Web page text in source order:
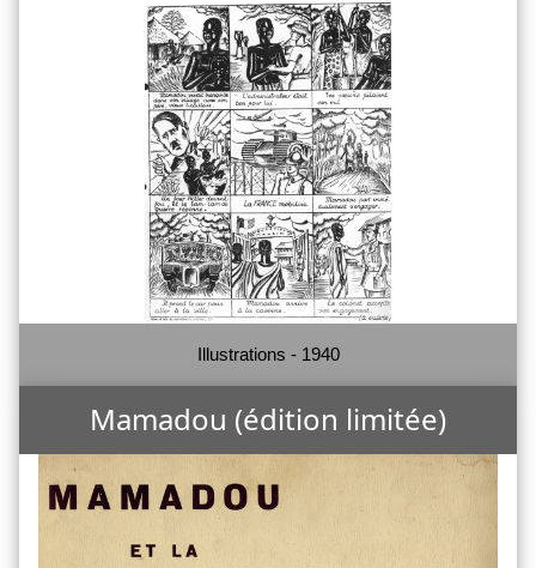
Illustrations - 1940
Mamadou (édition limitée)